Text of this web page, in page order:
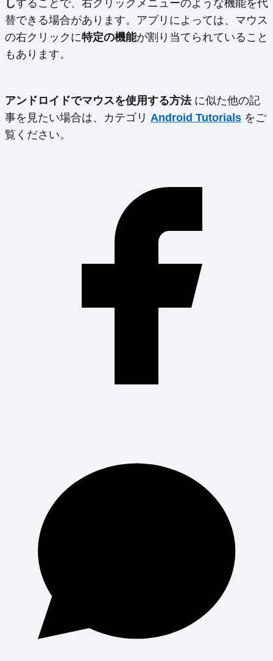
しすることで、右クリックメニューのような機能を代
替できる場合があります。アプリによっては、マウス
の右クリックに特定の機能が割り当てられていること
もあります。
アンドロイドでマウスを使用する方法に似た他の記
事を見たい場合は、カテゴリ Android Tutorials をご
覧ください。